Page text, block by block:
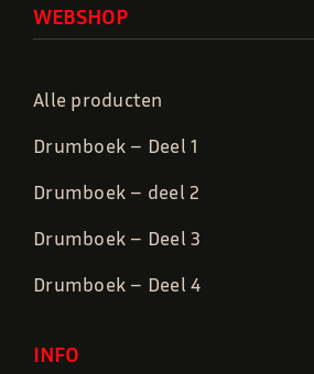
WEBSHOP
Alle producten
Drumboek – Deel 1
Drumboek – deel 2
Drumboek – Deel 3
Drumboek – Deel 4
INFO